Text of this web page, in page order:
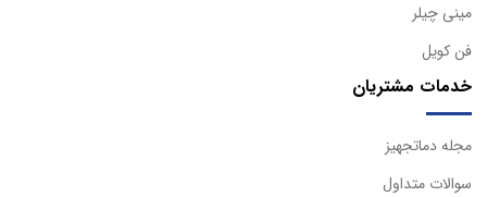
مینی چیلر
فن کویل
خدمات مشتریان
مجله دماتجهیز
سوالات متداول